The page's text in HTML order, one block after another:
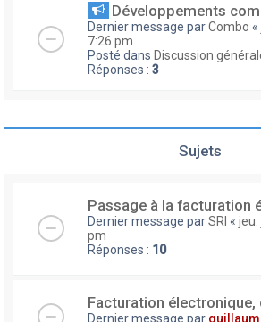
Développements
Dernier message parCombo «
7:26 pm
Posté dans Discussion
Réponses : 3
Sujets
Passage à la facturation
Dernier message parSRI « jeu.
pm
Réponses : 10
Facturation électronique,
Dernier message par